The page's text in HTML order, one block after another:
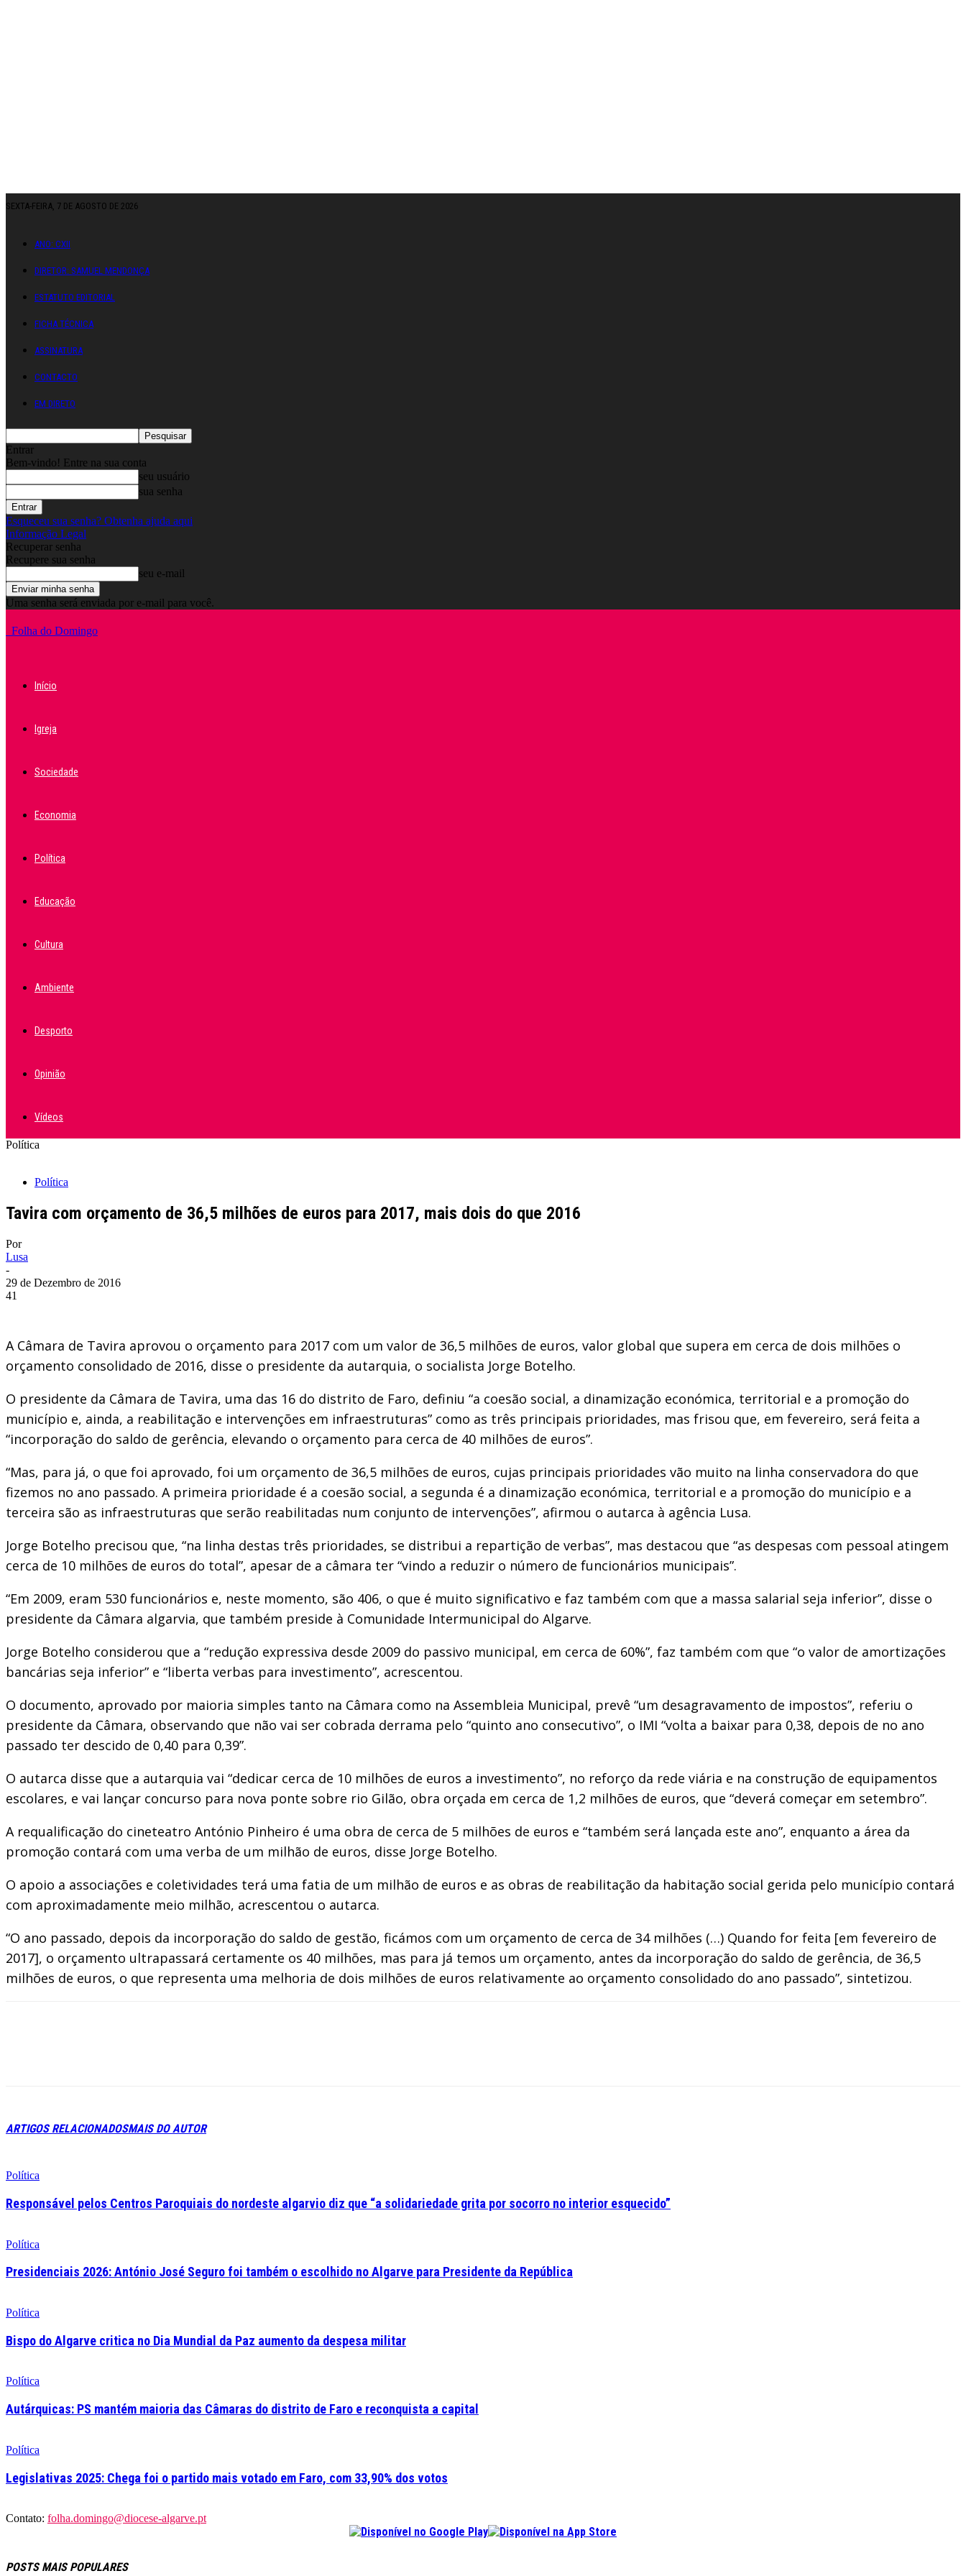
SEXTA-FEIRA, 7 DE AGOSTO DE 2026
ANO: CXII
DIRETOR: SAMUEL MENDONÇA
ESTATUTO EDITORIAL
FICHA TÉCNICA
ASSINATURA
CONTACTO
EM DIRETO
Entrar
Bem-vindo! Entre na sua conta
seu usuário
sua senha
Esqueceu sua senha? Obtenha ajuda aqui
Informação Legal
Recuperar senha
Recupere sua senha
seu e-mail
Uma senha será enviada por e-mail para você.
Folha do Domingo
Início
Igreja
Sociedade
Economia
Política
Educação
Cultura
Ambiente
Desporto
Opinião
Vídeos
Política
Política
Tavira com orçamento de 36,5 milhões de euros para 2017, mais dois do que 2016
Por
Lusa
-
29 de Dezembro de 2016
41
A Câmara de Tavira aprovou o orçamento para 2017 com um valor de 36,5 milhões de euros, valor global que supera em cerca de dois milhões o
orçamento consolidado de 2016, disse o presidente da autarquia, o socialista Jorge Botelho.
O presidente da Câmara de Tavira, uma das 16 do distrito de Faro, definiu “a coesão social, a dinamização económica, territorial e a promoção do
município e, ainda, a reabilitação e intervenções em infraestruturas” como as três principais prioridades, mas frisou que, em fevereiro, será feita a
“incorporação do saldo de gerência, elevando o orçamento para cerca de 40 milhões de euros”.
“Mas, para já, o que foi aprovado, foi um orçamento de 36,5 milhões de euros, cujas principais prioridades vão muito na linha conservadora do que
fizemos no ano passado. A primeira prioridade é a coesão social, a segunda é a dinamização económica, territorial e a promoção do município e a
terceira são as infraestruturas que serão reabilitadas num conjunto de intervenções”, afirmou o autarca à agência Lusa.
Jorge Botelho precisou que, “na linha destas três prioridades, se distribui a repartição de verbas”, mas destacou que “as despesas com pessoal atingem
cerca de 10 milhões de euros do total”, apesar de a câmara ter “vindo a reduzir o número de funcionários municipais”.
“Em 2009, eram 530 funcionários e, neste momento, são 406, o que é muito significativo e faz também com que a massa salarial seja inferior”, disse o
presidente da Câmara algarvia, que também preside à Comunidade Intermunicipal do Algarve.
Jorge Botelho considerou que a “redução expressiva desde 2009 do passivo municipal, em cerca de 60%”, faz também com que “o valor de amortizações
bancárias seja inferior” e “liberta verbas para investimento”, acrescentou.
O documento, aprovado por maioria simples tanto na Câmara como na Assembleia Municipal, prevê “um desagravamento de impostos”, referiu o
presidente da Câmara, observando que não vai ser cobrada derrama pelo “quinto ano consecutivo”, o IMI “volta a baixar para 0,38, depois de no ano
passado ter descido de 0,40 para 0,39”.
O autarca disse que a autarquia vai “dedicar cerca de 10 milhões de euros a investimento”, no reforço da rede viária e na construção de equipamentos
escolares, e vai lançar concurso para nova ponte sobre rio Gilão, obra orçada em cerca de 1,2 milhões de euros, que “deverá começar em setembro”.
A requalificação do cineteatro António Pinheiro é uma obra de cerca de 5 milhões de euros e “também será lançada este ano”, enquanto a área da
promoção contará com uma verba de um milhão de euros, disse Jorge Botelho.
O apoio a associações e coletividades terá uma fatia de um milhão de euros e as obras de reabilitação da habitação social gerida pelo município contará
com aproximadamente meio milhão, acrescentou o autarca.
“O ano passado, depois da incorporação do saldo de gestão, ficámos com um orçamento de cerca de 34 milhões (…) Quando for feita [em fevereiro de
2017], o orçamento ultrapassará certamente os 40 milhões, mas para já temos um orçamento, antes da incorporação do saldo de gerência, de 36,5
milhões de euros, o que representa uma melhoria de dois milhões de euros relativamente ao orçamento consolidado do ano passado”, sintetizou.
ARTIGOS RELACIONADOSMAIS DO AUTOR
Política
Responsável pelos Centros Paroquiais do nordeste algarvio diz que “a solidariedade grita por socorro no interior esquecido”
Política
Presidenciais 2026: António José Seguro foi também o escolhido no Algarve para Presidente da República
Política
Bispo do Algarve critica no Dia Mundial da Paz aumento da despesa militar
Política
Autárquicas: PS mantém maioria das Câmaras do distrito de Faro e reconquista a capital
Política
Legislativas 2025: Chega foi o partido mais votado em Faro, com 33,90% dos votos
Contato: folha.domingo@diocese-algarve.pt
POSTS MAIS POPULARES